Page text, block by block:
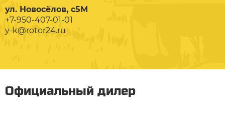
ул. Новосёлов, с5М
+7-950-407-01-01
y-k@rotor24.ru
Официальный дилер